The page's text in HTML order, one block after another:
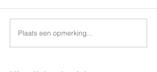
Plaats een opmerking...